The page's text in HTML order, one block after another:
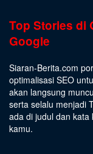
Top Stories di
Google
Siaran-Berita.com
optimalisasi SEO
akan langsung
serta selalu menjadi
ada di judul dan kata
kamu.